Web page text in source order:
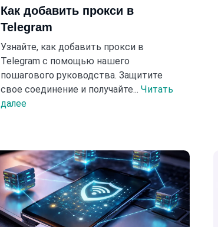
Как добавить прокси в
Telegram
Узнайте, как добавить прокси в
Telegram с помощью нашего
пошагового руководства. Защитите
свое соединение и получайте...Читать
далее